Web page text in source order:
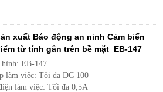
xuất Báo động an ninh Cảm biến
từ tính gắn trên bề mặt EB-147
hình: EB-147
làm việc: Tối đa DC 100
làm việc: Tối đa 0,5A